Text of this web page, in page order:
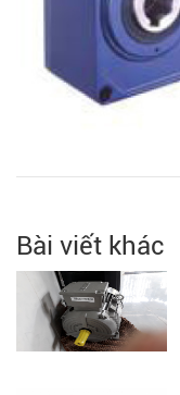
Bài viết khác